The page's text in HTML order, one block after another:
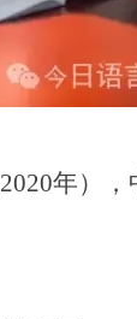
年），